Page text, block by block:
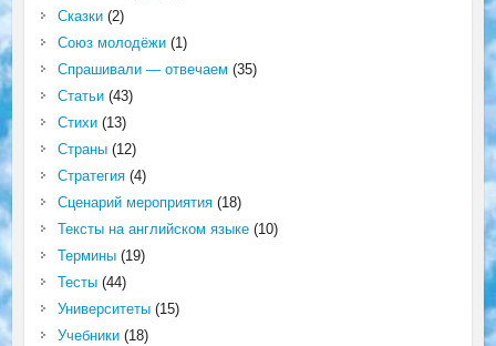
Сказки(2)
Союз молодёжи(1)
Спрашивали — отвечаем (35)
Статьи(43)
Стихи(13)
Страны(12)
Стратегия(4)
Сценарий мероприятия(18)
Тексты на английском языке(10)
Термины(19)
Тесты(44)
Университеты(15)
Учебники(18)